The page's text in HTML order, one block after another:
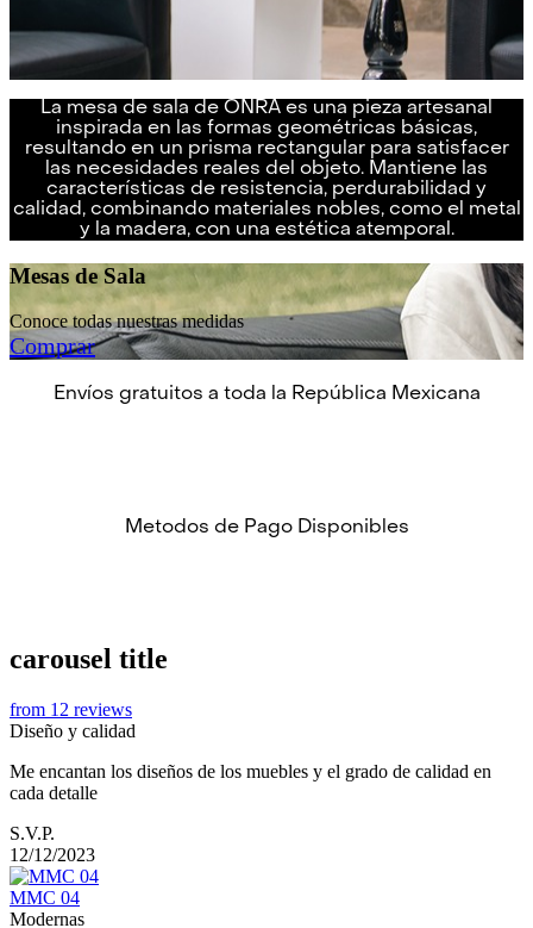
La mesa de sala de ONRA es una pieza artesanal
inspirada en las formas geométricas básicas,
resultando en un prisma rectangular para satisfacer
las necesidades reales del objeto. Mantiene las
características de resistencia, perdurabilidad y
calidad, combinando materiales nobles, como el metal
y la madera, con una estética atemporal.
Mesas de Sala
Conoce todas nuestras medidas
Comprar
Envíos gratuitos a toda la República Mexicana
Metodos de Pago Disponibles
carousel title
from 12 reviews
Diseño y calidad
Me encantan los diseños de los muebles y el grado de calidad en
cada detalle
S.V.P.
12/12/2023
MMC 04
Modernas